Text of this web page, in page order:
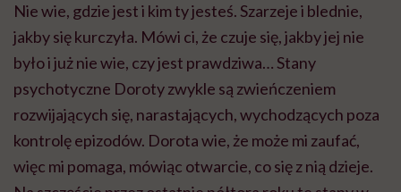
Nie wie, gdzie jest i kim ty jesteś. Szarzeje i blednie,
jakby się kurczyła. Mówi ci, że czuje się, jakby jej nie
było i już nie wie, czy jest prawdziwa… Stany
psychotyczne Doroty zwykle są zwieńczeniem
rozwijających się, narastających, wychodzących poza
kontrolę epizodów. Dorota wie, że może mi zaufać,
więc mi pomaga, mówiąc otwarcie, co się z nią dzieje.